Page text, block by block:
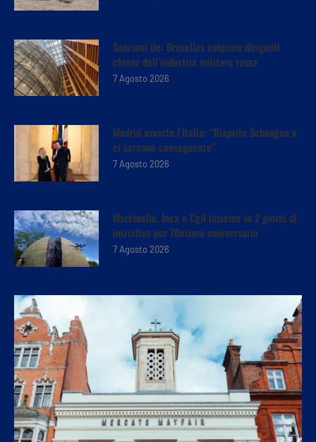
Sanzioni Ue: Bruxelles colpisce dirigenti
chiave dell’industria militare russa
7 Agosto 2026
Madrid avverte l’Italia: “Riaprite Schengen o
ci saranno conseguenze”
7 Agosto 2026
Marcinelle, Inca e Cgil insieme in 2 giorni di
iniziative per 70esimo anniversario
7 Agosto 2026